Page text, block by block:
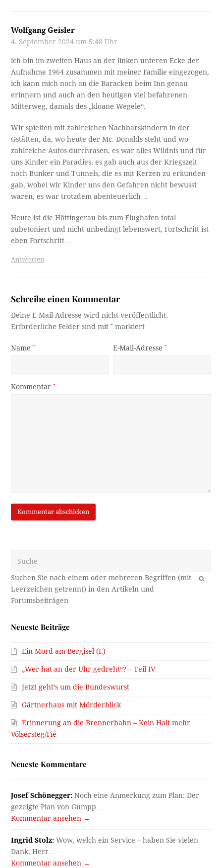
Wolfgang Geisler
4. September 2024 um 5:48 Uhr
ich bin im zweiten Haus an der linken unteren Ecke der
Aufnahme 1964 zusammen mit meiner Familie eingezogen,
ich kann mich noch an die Baracken beim Inn genau
erinnern und auch an den heutigen viel befahrenen
Mitterweg, damals des „kloane Wegele“.
Wir spielten mit zahlreichen Nachbarskindern in der
Gstätten, da, wo heute der Mc. Donalds steht und wo
zahlreiche Autos durchrasen, es war alles Wildnis und für
uns Kinder ein Paradies, es gab auch aus der Kriegszeit
noch Bunker und Tunnels, die es mit Kerzen zu erkunden
gab, wobei wir Kinder uns den Gefahren nicht bewusst
waren, es war trotzdem abenteuerlich…
Heute ist die Höttingerau bis zum Flughafen total
zubetoniert und nicht unbedingt lebenswert, Fortschritt ist
eben Fortschritt…
Antworten
Schreibe einen Kommentar
Deine E-Mail-Adresse wird nicht veröffentlicht.
Erforderliche Felder sind mit* markiert
Name* E-Mail-Adresse*
Kommentar*
OK
Neueste Beiträge
Ein Mord am Bergisel (I.)
„Wer hat an der Uhr gedreht“? – Teil IV
Jetzt geht’s um die Bundeswurst
Gärtnerhaus mit Mörderblick
Erinnerung an die Brennerbahn – Kein Halt mehr
Völsersteg/Fié
Neueste Kommentare
Josef Schönegger: Noch eine Anmerkung zum Plan: Der
gezeigte Plan von Gumpp…
Kommentar ansehen →
Ingrid Stolz: Wow, welch ein Service – haben Sie vielen
Dank, Herr…
Kommentar ansehen →